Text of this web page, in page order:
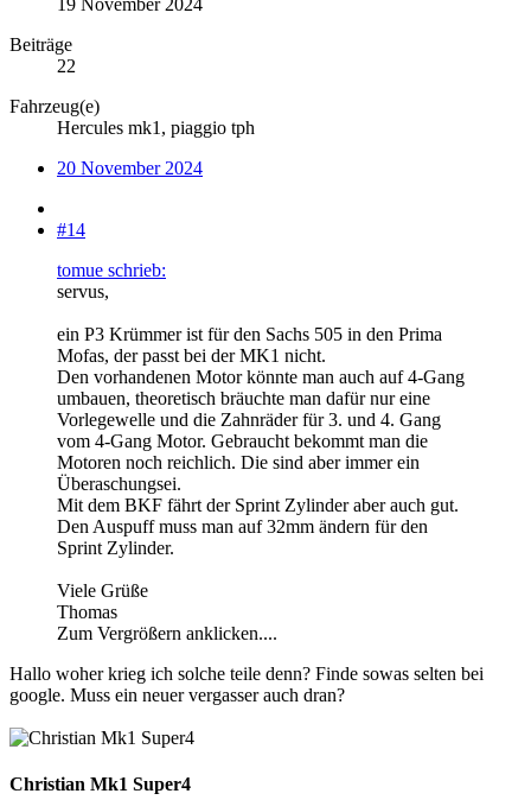
19 November 2024
Beiträge
22
Fahrzeug(e)
Hercules mk1, piaggio tph
20 November 2024
#14
tomue schrieb:
servus,
ein P3 Krümmer ist für den Sachs 505 in den Prima
Mofas, der passt bei der MK1 nicht.
Den vorhandenen Motor könnte man auch auf 4-Gang
umbauen, theoretisch bräuchte man dafür nur eine
Vorlegewelle und die Zahnräder für 3. und 4. Gang
vom 4-Gang Motor. Gebraucht bekommt man die
Motoren noch reichlich. Die sind aber immer ein
Überaschungsei.
Mit dem BKF fährt der Sprint Zylinder aber auch gut.
Den Auspuff muss man auf 32mm ändern für den
Sprint Zylinder.
Viele Grüße
Thomas
Zum Vergrößern anklicken....
Hallo woher krieg ich solche teile denn? Finde sowas selten bei
google. Muss ein neuer vergasser auch dran?
Christian Mk1 Super4